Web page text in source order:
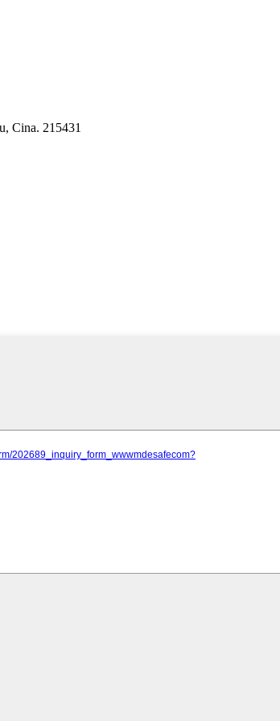
Cina. 215431